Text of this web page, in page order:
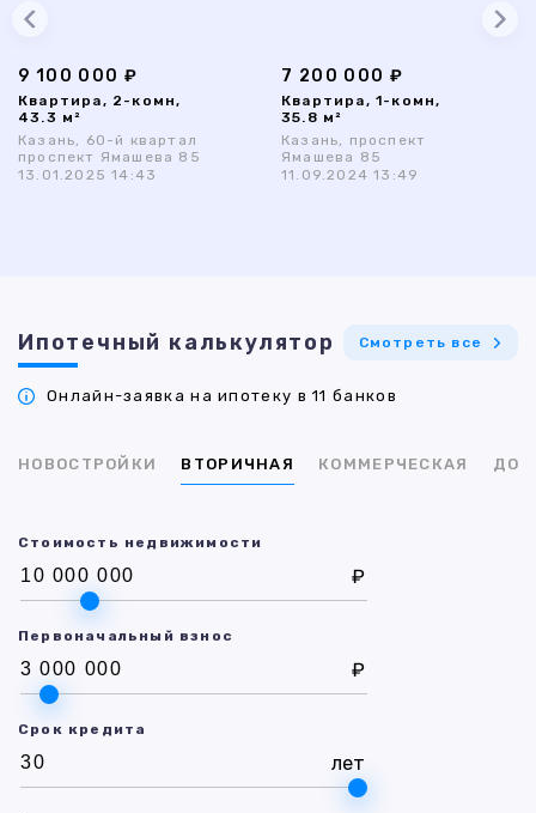
9 100 000 ₽
Квартира, 2-комн,
43.3 м²
Казань, 60-й квартал
проспект Ямашева 85
13.01.2025 14:43
7 200 000 ₽
Квартира, 1-комн,
35.8 м²
Казань, проспект
Ямашева 85
11.09.2024 13:49
Ипотечный калькулятор Смотреть все
Онлайн-заявка на ипотеку в 11 банков
НОВОСТРОЙКИ ВТОРИЧНАЯ КОММЕРЧЕСКАЯ ДОМ
Стоимость недвижимости
₽
Первоначальный взнос
₽
Срок кредита
лет